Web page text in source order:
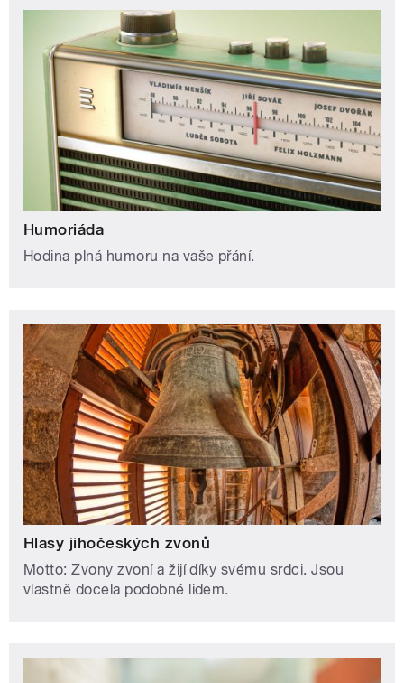
Humoriáda
Hodina plná humoru na vaše přání.
Hlasy jihočeských zvonů
Motto: Zvony zvoní a žijí díky svému srdci. Jsou
vlastně docela podobné lidem.